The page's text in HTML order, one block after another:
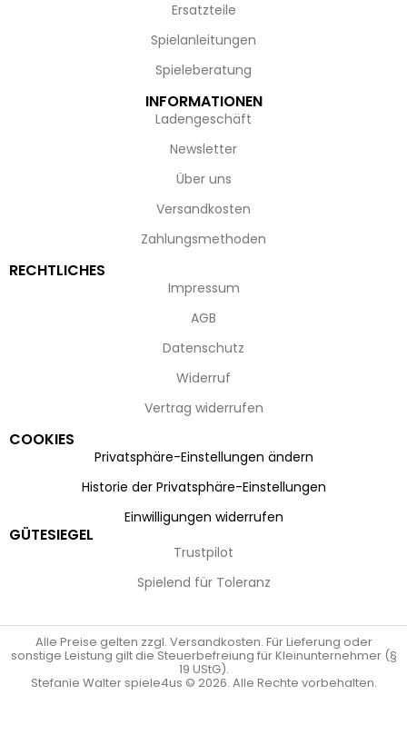
Ersatzteile
Spielanleitungen
Spieleberatung
INFORMATIONEN
Ladengeschäft
Newsletter
Über uns
Versandkosten
Zahlungsmethoden
RECHTLICHES
Impressum
AGB
Datenschutz
Widerruf
Vertrag widerrufen
COOKIES
Privatsphäre-Einstellungen ändern
Historie der Privatsphäre-Einstellungen
Einwilligungen widerrufen
GÜTESIEGEL
Trustpilot
Spielend für Toleranz
Alle Preise gelten zzgl. Versandkosten. Für Lieferung oder
sonstige Leistung gilt die Steuerbefreiung für Kleinunternehmer (§
19 UStG).
Stefanie Walter spiele4us © 2026. Alle Rechte vorbehalten.